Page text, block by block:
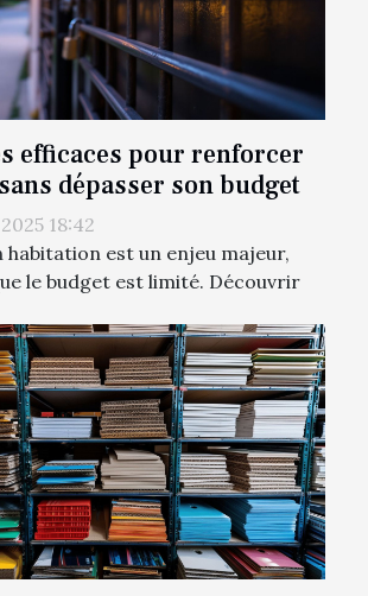
efficaces pour renforcer
dépasser son budget
18:42
habitation est un enjeu majeur,
le budget est limité. Découvrir